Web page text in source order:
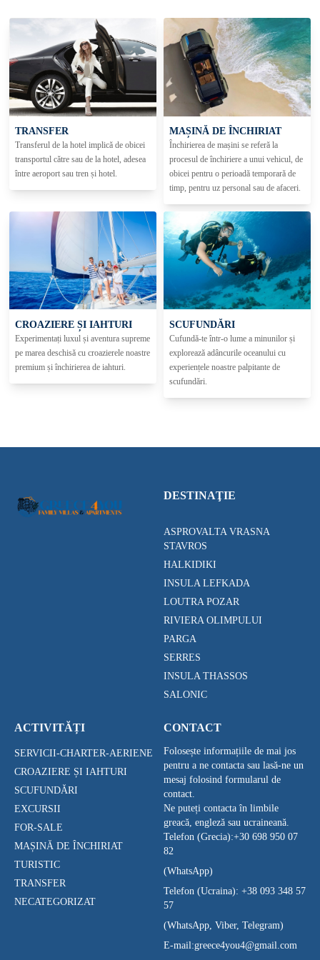
TRANSFER
Transferul de la hotel implică de obicei
transportul către sau de la hotel, adesea
între aeroport sau tren și hotel.
MAȘINĂ DE ÎNCHIRIAT
Închirierea de mașini se referă la
procesul de închiriere a unui vehicul, de
obicei pentru o perioadă temporară de
timp, pentru uz personal sau de afaceri.
CROAZIERE ȘI IAHTURI
Experimentați luxul și aventura supreme
pe marea deschisă cu croazierele noastre
premium și închirierea de iahturi.
SCUFUNDĂRI
Cufundă-te într-o lume a minunilor și
explorează adâncurile oceanului cu
experiențele noastre palpitante de
scufundări.
DESTINAŢIE
ASPROVALTA VRASNA
STAVROS
HALKIDIKI
INSULA LEFKADA
LOUTRA POZAR
RIVIERA OLIMPULUI
PARGA
SERRES
INSULA THASSOS
SALONIC
ACTIVITĂȚI
SERVICII-CHARTER-AERIENE
CROAZIERE ȘI IAHTURI
SCUFUNDĂRI
EXCURSII
FOR-SALE
MAȘINĂ DE ÎNCHIRIAT
TURISTIC
TRANSFER
NECATEGORIZAT
CONTACT
Folosește informațiile de mai jos
pentru a ne contacta sau lasă-ne un
mesaj folosind formularul de
contact.
Ne puteți contacta în limbile
greacă, engleză sau ucraineană.
Telefon (Grecia):+30 698 950 07
82
(WhatsApp)
Telefon (Ucraina): +38 093 348 57
57
(WhatsApp, Viber, Telegram)
E-mail:greece4you4@gmail.com